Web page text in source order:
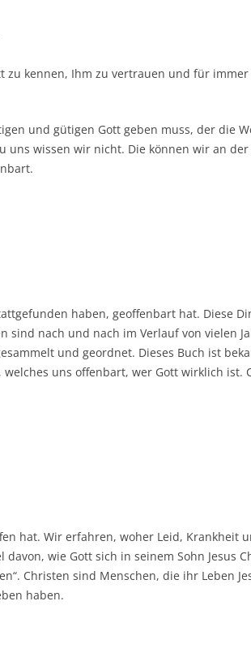
kennen, Ihm zu vertrauen und für
und gütigen Gott geben muss, der die
wissen wir nicht. Die können wir an
haben, geoffenbart hat. Diese
sind nach und nach im Verlauf von vielen
und geordnet. Dieses Buch ist
uns offenbart, wer Gott wirklich
hat. Wir erfahren, woher Leid, Krankheit
wie Gott sich in seinem Sohn Jesus
Christen sind Menschen, die ihr Leben
haben.